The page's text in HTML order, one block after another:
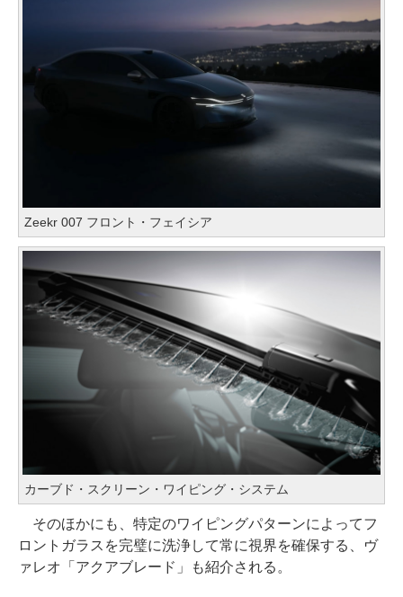
Zeekr 007 フロント・フェイシア
カーブド・スクリーン・ワイピング・システム
そのほかにも、特定のワイピングパターンによってフ
ロントガラスを完璧に洗浄して常に視界を確保する、ヴ
ァレオ「アクアブレード」も紹介される。